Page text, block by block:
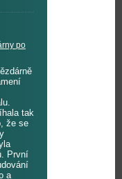
po
tak
že se
První
a